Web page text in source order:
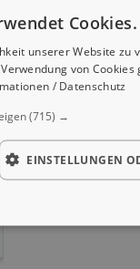
Cookies.
unserer Website zu
von Cookies
/ Datenschutz
(715) →
EINSTELLUNGEN